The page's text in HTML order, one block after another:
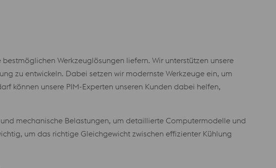
Werkzeuglösungen liefern. Wir unterstützen unsere
zu entwickeln. Dabei setzen wir modernste Werkzeuge ein, um
können unsere PIM-Experten unseren Kunden dabei helfen,
mechanische Belastungen, um detaillierte Computermodelle und
um das richtige Gleichgewicht zwischen effizienter Kühlung